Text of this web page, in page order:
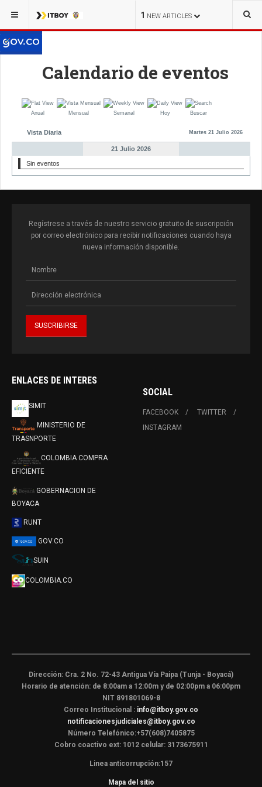
1 NEW ARTICLES
Calendario de eventos
Anual Mensual Semanal Hoy Buscar
Vista Diaria Martes 21 Julio 2026
21 Julio 2026
Sin eventos
Regístrese a través de nuestro servicio gratuito de suscripción
por correo electrónico para recibir notificaciones cuando haya
nueva información disponible.
ENLACES DE INTERES
SIMIT
MINISTERIO DE
TRASNPORTE
COLOMBIA COMPRA
EFICIENTE
GOBERNACION DE
BOYACA
RUNT
GOV.CO
SUIN
COLOMBIA.CO
SOCIAL
FACEBOOK
TWITTER
INSTAGRAM
Dirección: Cra. 2 No. 72-43 Antigua Vía Paipa (Tunja - Boyacá)
Horario de atención: de 8:00am a 12:00m y de 02:00pm a 06:00pm
NIT 891801069-8
Correo Institucional : info@itboy.gov.co
notificacionesjudiciales@itboy.gov.co
Número Telefónico:+57(608)7405875
Cobro coactivo ext: 1012 celular: 3173675911
Linea anticorrupción:157
Mapa del sitio